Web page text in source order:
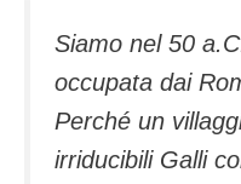
Siamo nel 50
occupata dai
Perché un
irriducibili Galli